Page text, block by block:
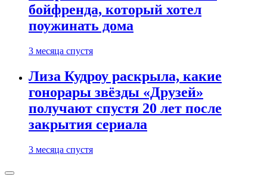
бойфренда, который хотел
поужинать дома
3 месяца спустя
Лиза Кудроу раскрыла, какие
гонорары звёзды «Друзей»
получают спустя 20 лет после
закрытия сериала
3 месяца спустя